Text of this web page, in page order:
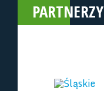
PARTNERZY